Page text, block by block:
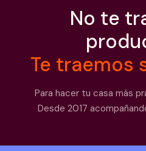
No te
Te traemos
Para hacer tu casa más
Desde 2017